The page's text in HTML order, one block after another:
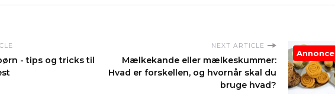
- tips og tricks til
NEXT ARTICLE
Mælkekande eller mælkeskummer:
Hvad er forskellen, og hvornår skal du
bruge hvad?
Annonce